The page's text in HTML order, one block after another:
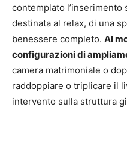
contemplato l’inserimento
destinata al relax, di una
benessere completo. Al
configurazioni di
camera matrimoniale o
raddoppiare o triplicare il
intervento sulla struttura